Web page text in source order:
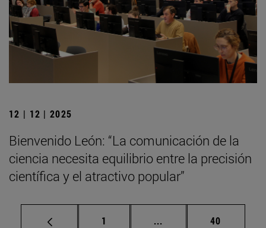
12 | 12 | 2025
Bienvenido León: “La comunicación de la
ciencia necesita equilibrio entre la precisión
científica y el atractivo popular”
Página
1 ... Páginas intermedias
Página
40